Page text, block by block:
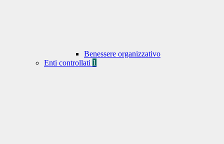
Benessere organizzativo
Enti controllati 1